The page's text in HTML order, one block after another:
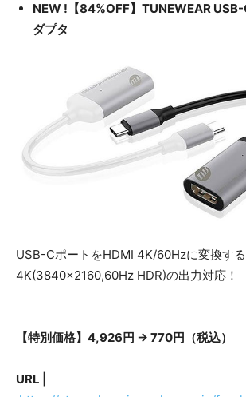
NEW !【84%OFF】TUNEWEAR
ダプタ
USB-CポートをHDMI 4K/60Hzに変換す
4K(3840×2160,60Hz HDR)の出力対応！
【特別価格】4,926円 → 770円（税込）
URL |